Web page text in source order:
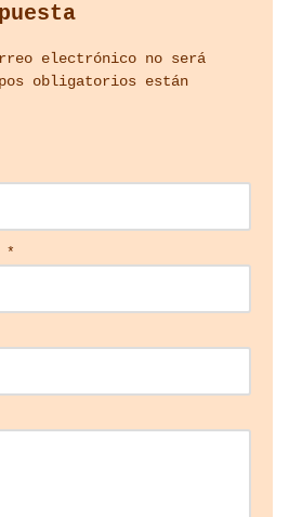
electrónico no será
obligatorios están
*